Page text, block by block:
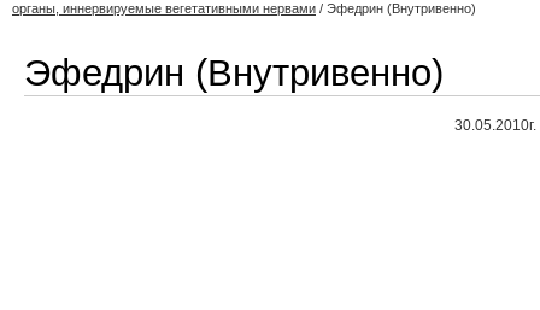
органы, иннервируемые вегетативными нервами / Эфедрин (Внутривенно)
Эфедрин (Внутривенно)
30.05.2010г.